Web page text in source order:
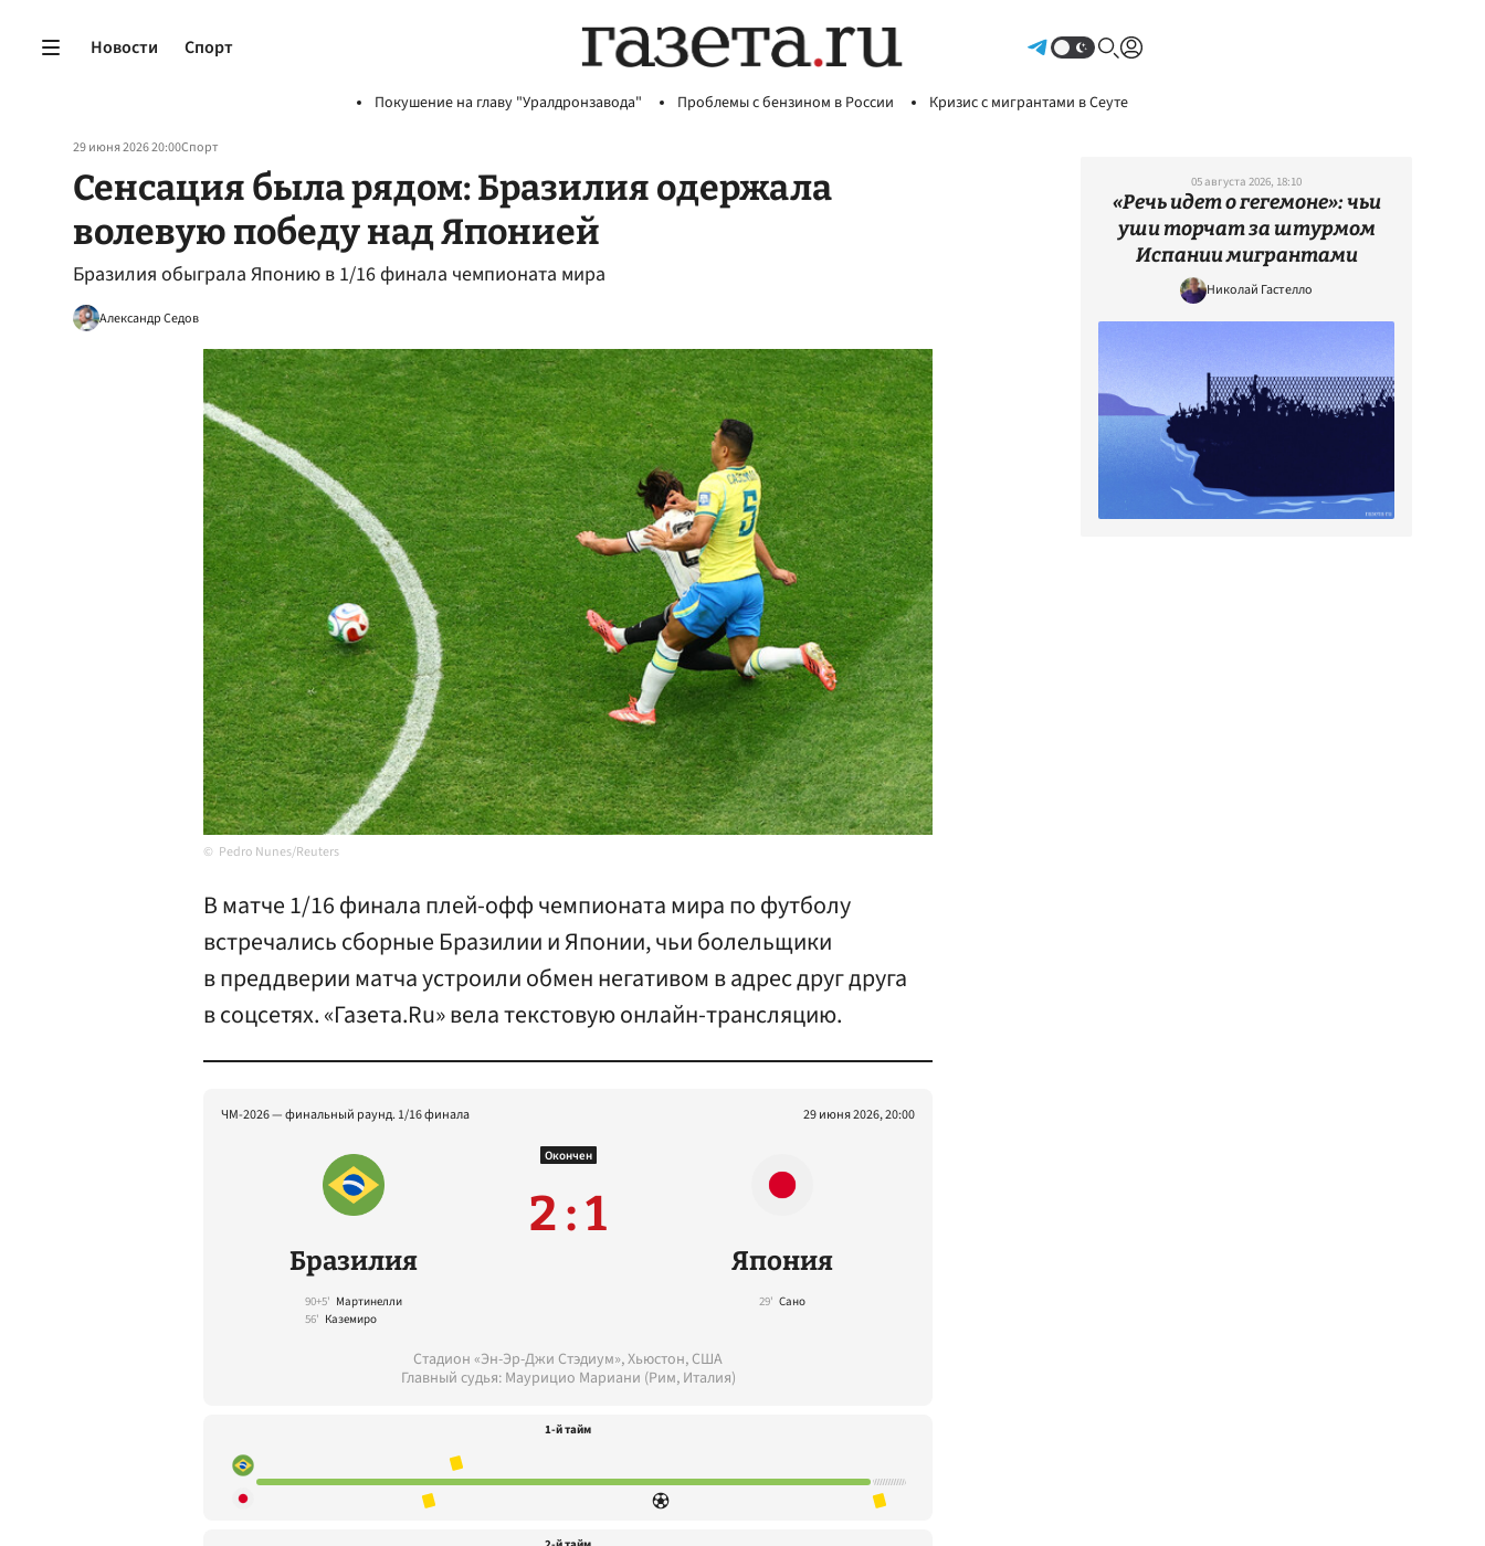
Новости Спорт
Покушение на главу "Уралдронзавода" Проблемы с бензином в России Кризис с мигрантами в Сеуте
29 июня 2026 20:00Спорт
Сенсация была рядом: Бразилия одержала
волевую победу над Японией
Бразилия обыграла Японию в 1/16 финала чемпионата мира
Александр Седов
Pedro Nunes/Reuters
В матче 1/16 финала плей-офф чемпионата мира по футболу
встречались сборные Бразилии и Японии, чьи болельщики
в преддверии матча устроили обмен негативом в адрес друг друга
в соцсетях. «Газета.Ru» вела текстовую онлайн-трансляцию.
ЧМ-2026 — финальный раунд. 1/16 финала 29 июня 2026, 20:00
Бразилия
90+5' Мартинелли
56' Каземиро
Окончен
2 : 1
Япония
29' Сано
Стадион «Эн-Эр-Джи Стэдиум», Хьюстон, США
Главный судья: Маурицио Мариани (Рим, Италия)
1-й тайм
05 августа 2026, 18:10
«Речь идет о гегемоне»: чьи
уши торчат за штурмом
Испании мигрантами
Николай Гастелло